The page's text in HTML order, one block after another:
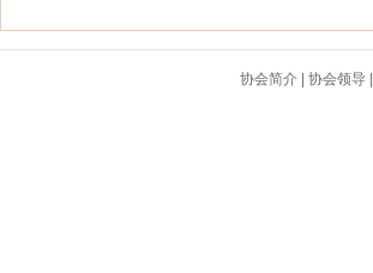
协会简介 |协会领导